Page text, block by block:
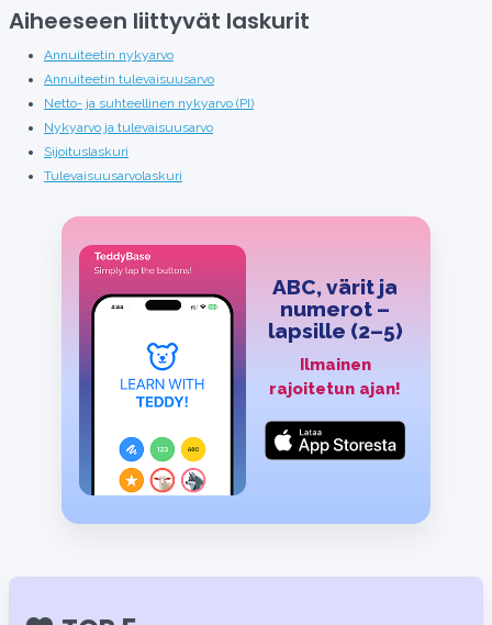
Aiheeseen liittyvät laskurit
Annuiteetin nykyarvo
Annuiteetin tulevaisuusarvo
Netto- ja suhteellinen nykyarvo (PI)
Nykyarvo ja tulevaisuusarvo
Sijoituslaskuri
Tulevaisuusarvolaskuri
ABC, värit ja
numerot –
lapsille (2–5)
Ilmainen
rajoitetun ajan!